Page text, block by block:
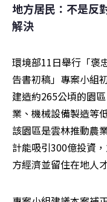
地方居民：不是反
解決
環境部11日舉行「褒
告書初稿」專案小組
建造約265公頃的園
業、機械設備製造等
該園區是雲林推動農
計能吸引300億投資
方經濟並留住在地人